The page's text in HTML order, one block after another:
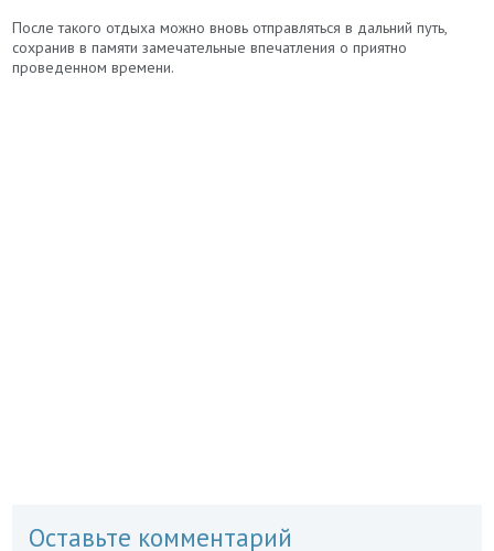
После такого отдыха можно вновь отправляться в дальний путь,
сохранив в памяти замечательные впечатления о приятно
проведенном времени.
Оставьте комментарий